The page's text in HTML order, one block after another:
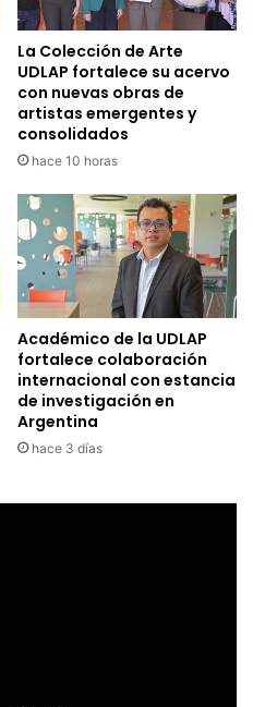
La Colección de Arte
UDLAP fortalece su acervo
con nuevas obras de
artistas emergentes y
consolidados
hace 10 horas
Académico de la UDLAP
fortalece colaboración
internacional con estancia
de investigación en
Argentina
hace 3 días